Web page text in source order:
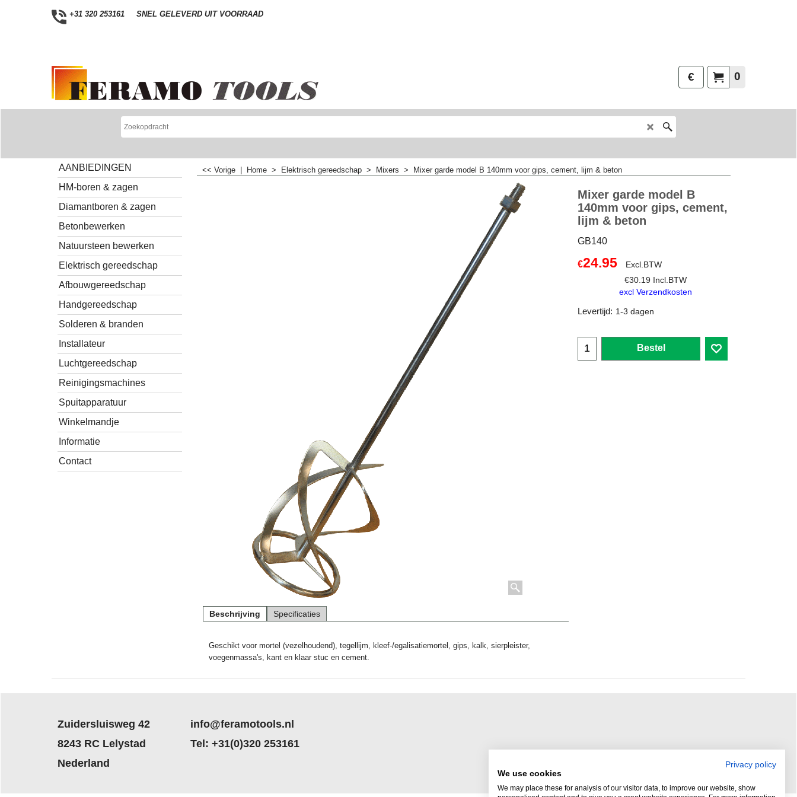
+31 320 253161 SNEL GELEVERD UIT VOORRAAD
0
€
AANBIEDINGEN
HM-boren & zagen
Diamantboren & zagen
Betonbewerken
Natuursteen bewerken
Elektrisch gereedschap
Afbouwgereedschap
Handgereedschap
Solderen & branden
Installateur
Luchtgereedschap
Reinigingsmachines
Spuitapparatuur
Winkelmandje
Informatie
Contact
<< Vorige Home > Elektrisch gereedschap > Mixers > Mixer garde model B 140mm voor gips, cement, lijm & beton
Mixer garde model B
140mm voor gips, cement,
lijm & beton
GB140
€24.95
Excl.BTW
€30.19 Incl.BTW
excl Verzendkosten
Levertijd: 1-3 dagen
Bestel
Beschrijving Specificaties
Geschikt voor mortel (vezelhoudend), tegellijm, kleef-/egalisatiemortel, gips, kalk, sierpleister,
voegenmassa's, kant en klaar stuc en cement.
Zuidersluisweg 42
8243 RC Lelystad
Nederland
info@feramotools.nl
Tel: +31(0)320 253161
Privacy policy
We use cookies
We may place these for analysis of our visitor data, to improve our website, show